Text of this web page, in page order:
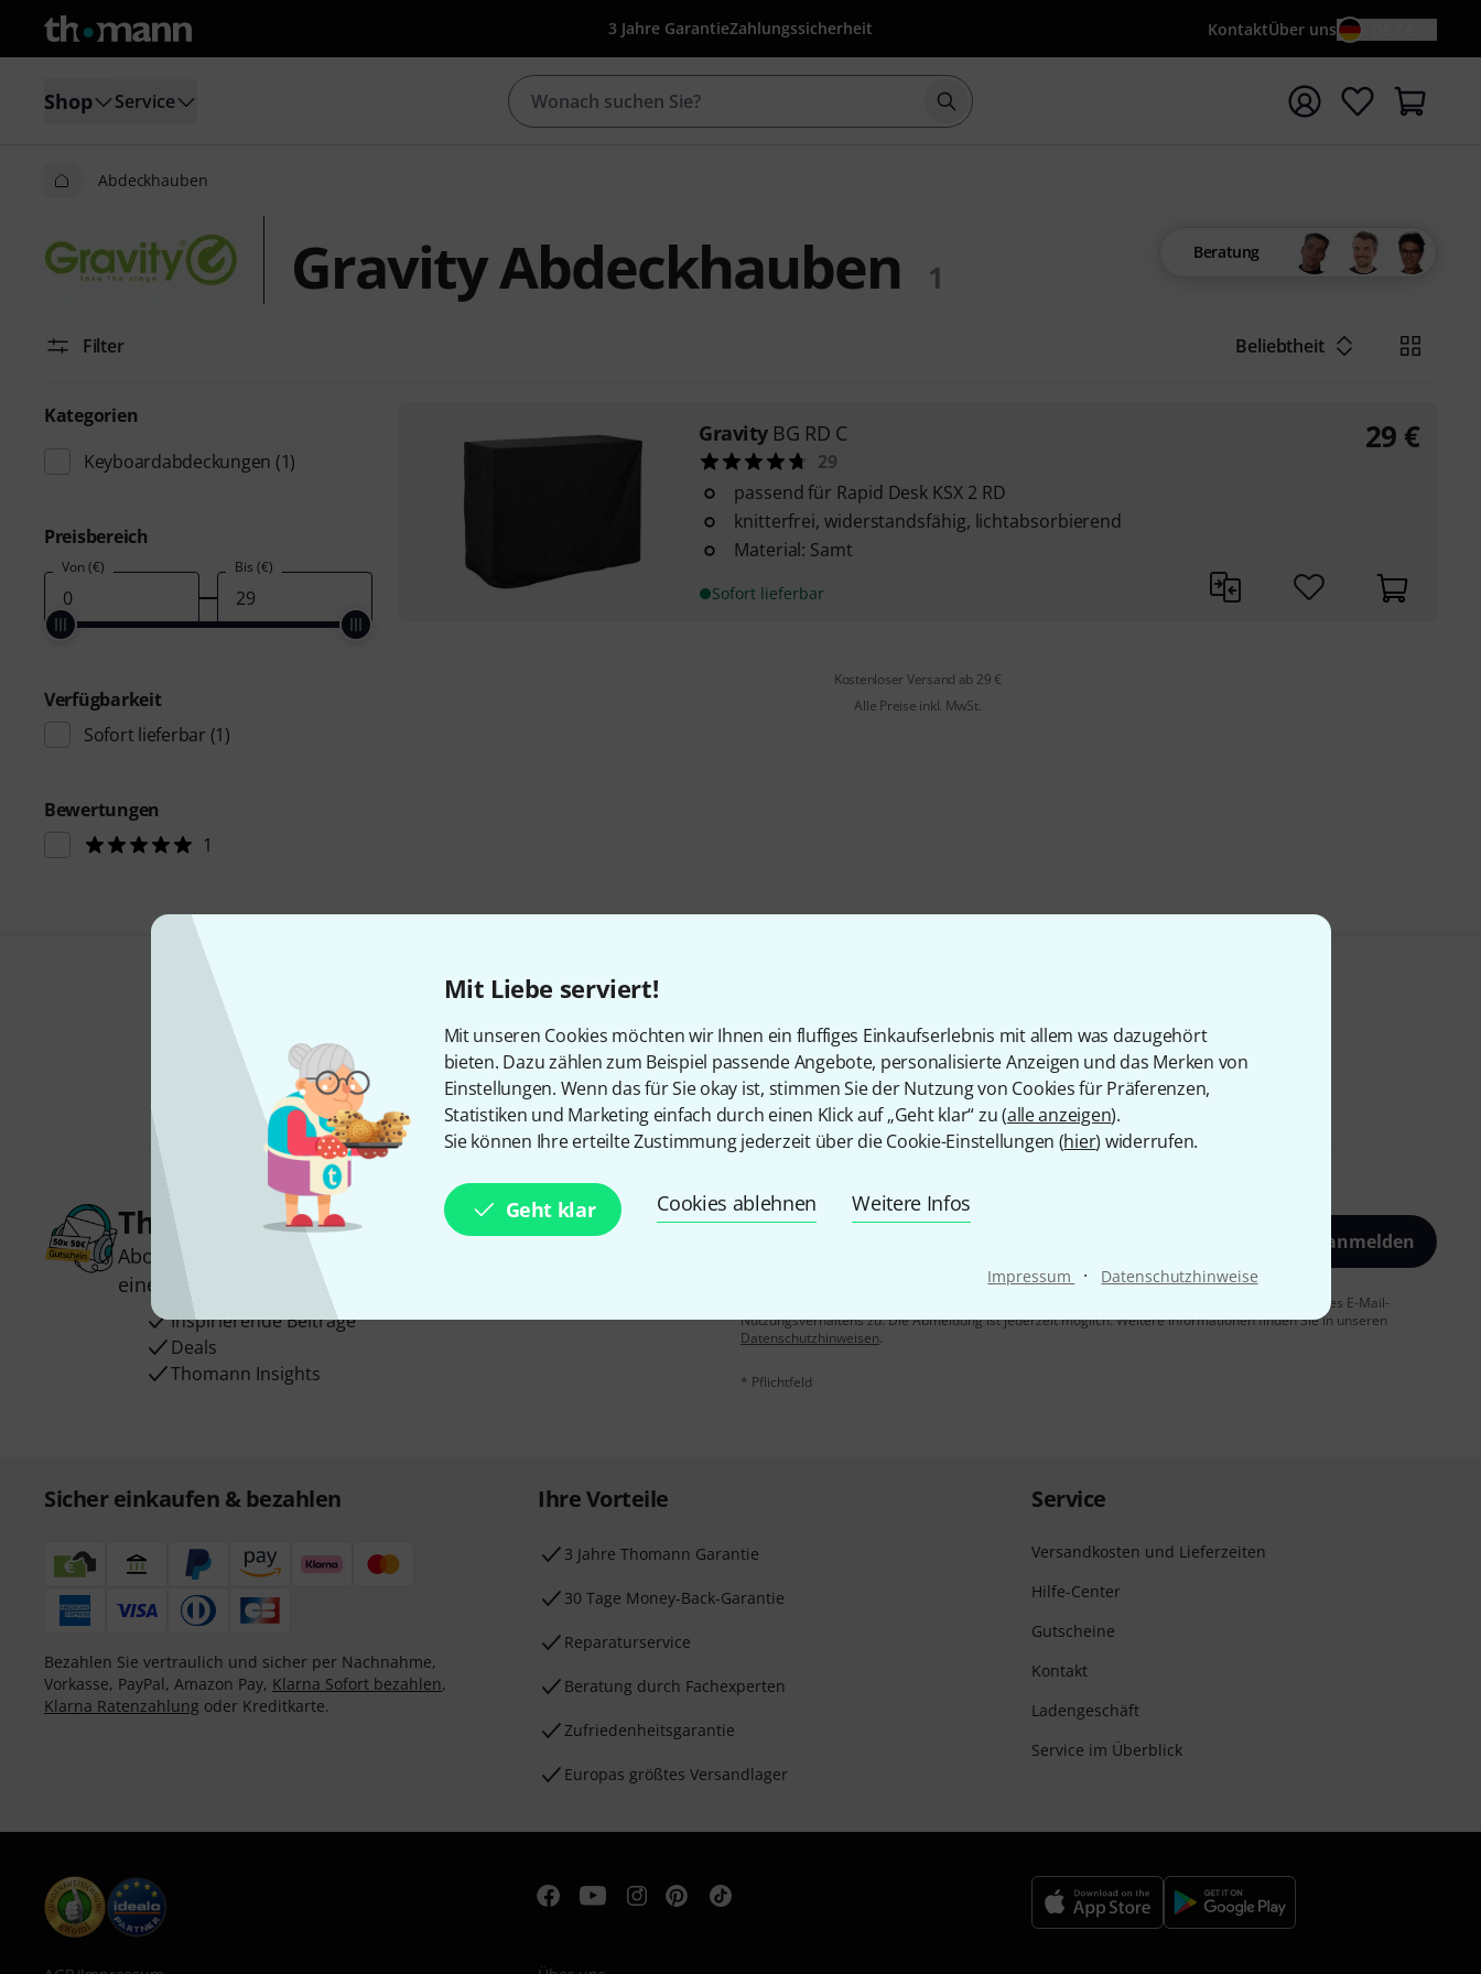
Mit Liebe serviert!
Mit unseren Cookies möchten wir Ihnen ein fluffiges Einkaufserlebnis mit allem was dazugehört
bieten. Dazu zählen zum Beispiel passende Angebote, personalisierte Anzeigen und das Merken von
Einstellungen. Wenn das für Sie okay ist, stimmen Sie der Nutzung von Cookies für Präferenzen,
Statistiken und Marketing einfach durch einen Klick auf „Geht klar“ zu (alle anzeigen).
Sie können Ihre erteilte Zustimmung jederzeit über die Cookie-Einstellungen (hier) widerrufen.
Geht klar Cookies ablehnen Weitere Infos
Impressum · Datenschutzhinweise
3 Jahre GarantieZahlungssicherheit KontaktÜber uns
Shop Service Suche mit Suchwort {searchTerm} starten
Abdeckhauben
Gravity Abdeckhauben 1
Beratung
Filter Beliebtheit
Kategorien
Keyboardabdeckungen (1)
Preisbereich
Von (€) Bis (€)
Verfügbarkeit
Sofort lieferbar (1)
Bewertungen
1
Gravity BG RD C
29
passend für Rapid Desk KSX 2 RD
knitterfrei, widerstandsfähig, lichtabsorbierend
Material: Samt
Sofort lieferbar
29 €
Kostenloser Versand ab 29 €
Alle Preise inkl. MwSt.
Gefällt Ihnen, was Sie sehen?
Teilen Hilfe & Feedback
Thomann Newsletter
Abonniere den Thomann Newsletter und gewinne mit etwas Glück
einen von
50 Gutscheinen
Inspirierende Beiträge
Deals
Thomann Insights
Jetzt anmelden
Mit Klick auf „Jetzt anmelden“ stimmen Sie dem Erhalt von E-Mail-Werbung und einer Messung des E-Mail-
Nutzungsverhaltens zu. Die Abmeldung ist jederzeit möglich. Weitere Informationen finden Sie in unseren
Datenschutzhinweisen.
* Pflichtfeld
Sicher einkaufen & bezahlen
Bezahlen Sie vertraulich und sicher per Nachnahme,
Vorkasse, PayPal, Amazon Pay, Klarna Sofort bezahlen,
Klarna Ratenzahlung oder Kreditkarte.
Ihre Vorteile
3 Jahre Thomann Garantie
30 Tage Money-Back-Garantie
Reparaturservice
Beratung durch Fachexperten
Zufriedenheitsgarantie
Europas größtes Versandlager
Service
Versandkosten und Lieferzeiten
Hilfe-Center
Gutscheine
Kontakt
Ladengeschäft
Service im Überblick